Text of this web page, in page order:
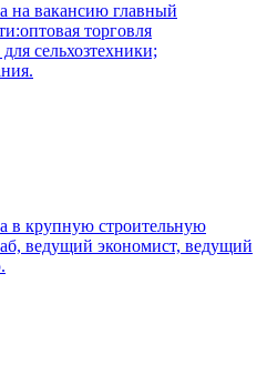
на вакансию главный
торговля
сельхозтехники;
в крупную строительную
ведущий экономист, ведущий